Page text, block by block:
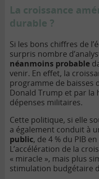
La croissance
durable ?
Si les bons chiffres de
surpris nombre
néanmoins probable
venir. En effet, la
programme de baisses
Donald Trump et par la
dépenses militaires.
Cette politique, si elle
a également conduit à
public, de 4 % du PIB
L’accélération de la
« miracle », mais plus
stimulation budgétaire